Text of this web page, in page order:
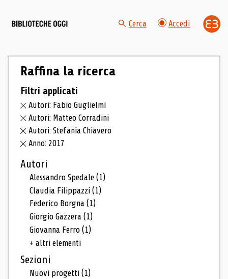
Cerca Accedi
Raffina la ricerca
Filtri applicati
Autori: Fabio Guglielmi
Autori: Matteo Corradini
Autori: Stefania Chiavero
Anno: 2017
Autori
Alessandro Spedale(1)
Claudia Filippazzi(1)
Federico Borgna(1)
Giorgio Gazzera(1)
Giovanna Ferro(1)
+ altri elementi
Sezioni
Nuovi progetti(1)